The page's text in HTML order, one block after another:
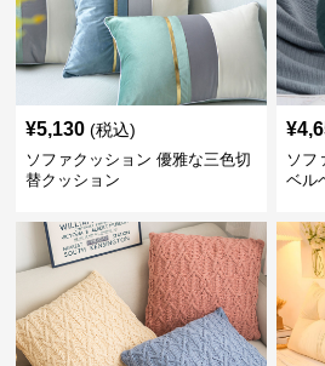
¥5,130 (税込)
ソファクッション 優雅な三色切
替クッション
¥
ソフ
ベル